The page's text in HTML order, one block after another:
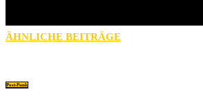
ÄHNLICHE BEITRÄGE
Post-Punk